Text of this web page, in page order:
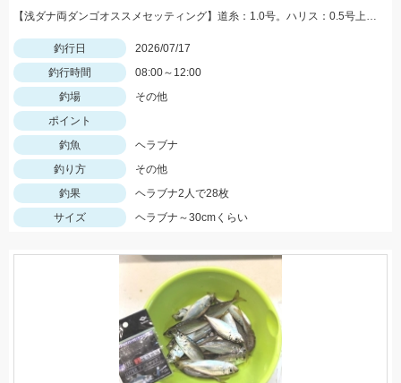
【浅ダナ両ダンゴオススメセッティング】道糸：1.0号。ハリス：0.5号上20cm、下30cm。針：上下バラサ6号(オーナー)
釣行日
2026/07/17
釣行時間
08:00～12:00
釣場
その他
ポイント
釣魚
ヘラブナ
釣り方
その他
釣果
ヘラブナ2人で28枚
サイズ
ヘラブナ～30cmくらい